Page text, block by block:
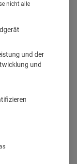
nicht alle
und der
und